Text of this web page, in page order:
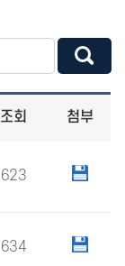
조회 첨부
623
634